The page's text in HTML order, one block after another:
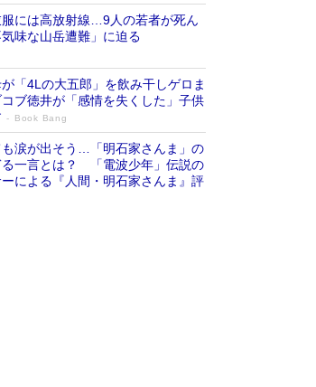
には高放射線…9人の若者が死ん
味な山岳遭難」に迫る
「4Lの大五郎」を飲み干しゲロま
ブ徳井が「感情を失くした」子供
Book Bang
涙が出そう…「明石家さんま」の
る一言とは？ 「電波少年」伝説の
による『人間・明石家さんま』評